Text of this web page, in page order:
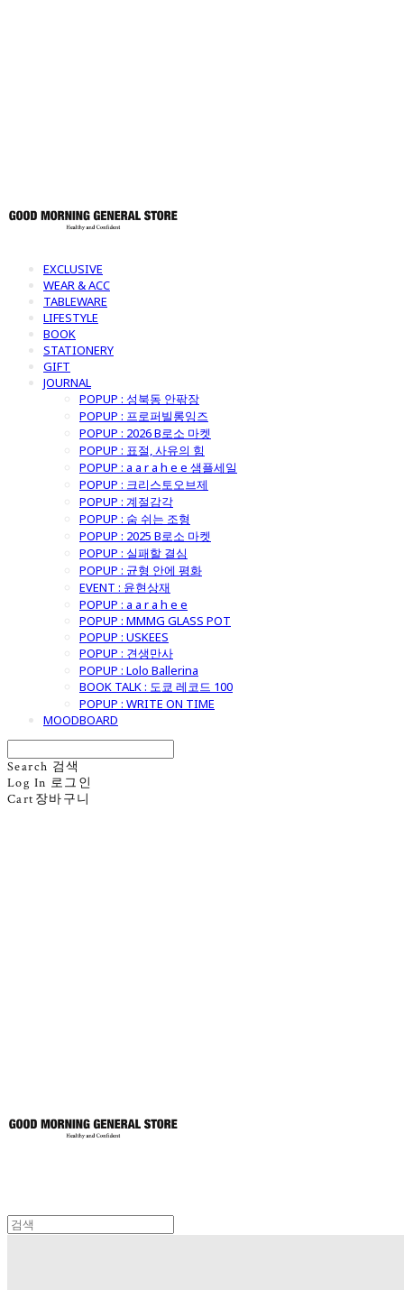
EXCLUSIVE
WEAR & ACC
TABLEWARE
LIFESTYLE
BOOK
STATIONERY
GIFT
JOURNAL
POPUP : 성북동 안팎장
POPUP : 프로퍼빌롱잉즈
POPUP : 2026 B로소 마켓
POPUP : 표절, 사유의 힘
POPUP : a a r a h e e 샘플세일
POPUP : 크리스토오브제
POPUP : 계절감각
POPUP : 숨 쉬는 조형
POPUP : 2025 B로소 마켓
POPUP : 실패할 결심
POPUP : 균형 안에 평화
EVENT : 윤현상재
POPUP : a a r a h e e
POPUP : MMMG GLASS POT
POPUP : USKEES
POPUP : 견생만사
POPUP : Lolo Ballerina
BOOK TALK : 도쿄 레코드 100
POPUP : WRITE ON TIME
MOODBOARD
Search 검색
Log In 로그인
Cart 장바구니